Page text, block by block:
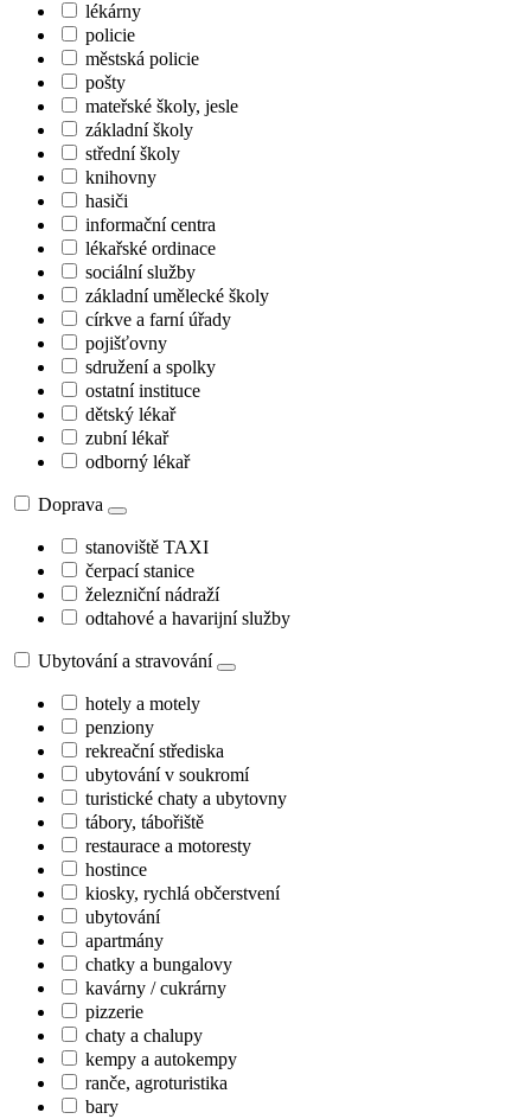
lékárny
policie
městská policie
pošty
mateřské školy, jesle
základní školy
střední školy
knihovny
hasiči
informační centra
lékařské ordinace
sociální služby
základní umělecké školy
církve a farní úřady
pojišťovny
sdružení a spolky
ostatní instituce
dětský lékař
zubní lékař
odborný lékař
Doprava
stanoviště TAXI
čerpací stanice
železniční nádraží
odtahové a havarijní služby
Ubytování a stravování
hotely a motely
penziony
rekreační střediska
ubytování v soukromí
turistické chaty a ubytovny
tábory, tábořiště
restaurace a motoresty
hostince
kiosky, rychlá občerstvení
ubytování
apartmány
chatky a bungalovy
kavárny / cukrárny
pizzerie
chaty a chalupy
kempy a autokempy
ranče, agroturistika
bary